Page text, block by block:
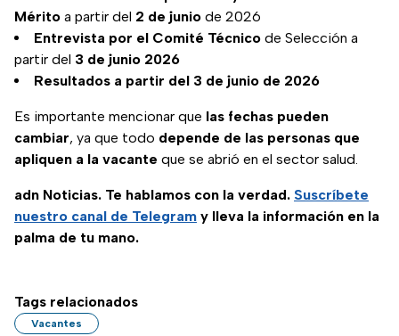
Mérito a partir del 2 de junio de 2026
Entrevista por el Comité Técnico de Selección a
partir del 3 de junio 2026
Resultados a partir del 3 de junio de 2026
Es importante mencionar que las fechas pueden
cambiar, ya que todo depende de las personas que
apliquen a la vacante que se abrió en el sector salud.
adn Noticias. Te hablamos con la verdad. Suscríbete
nuestro canal de Telegram y lleva la información en la
palma de tu mano.
Tags relacionados
Vacantes